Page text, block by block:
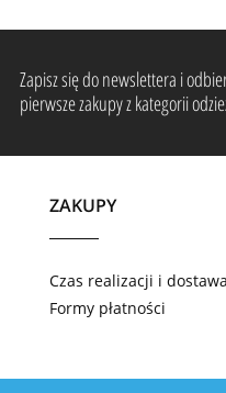
Zapisz się do newslettera i
pierwsze zakupy z kategorii
ZAKUPY
Czas realizacji i dostawa
Formy płatności